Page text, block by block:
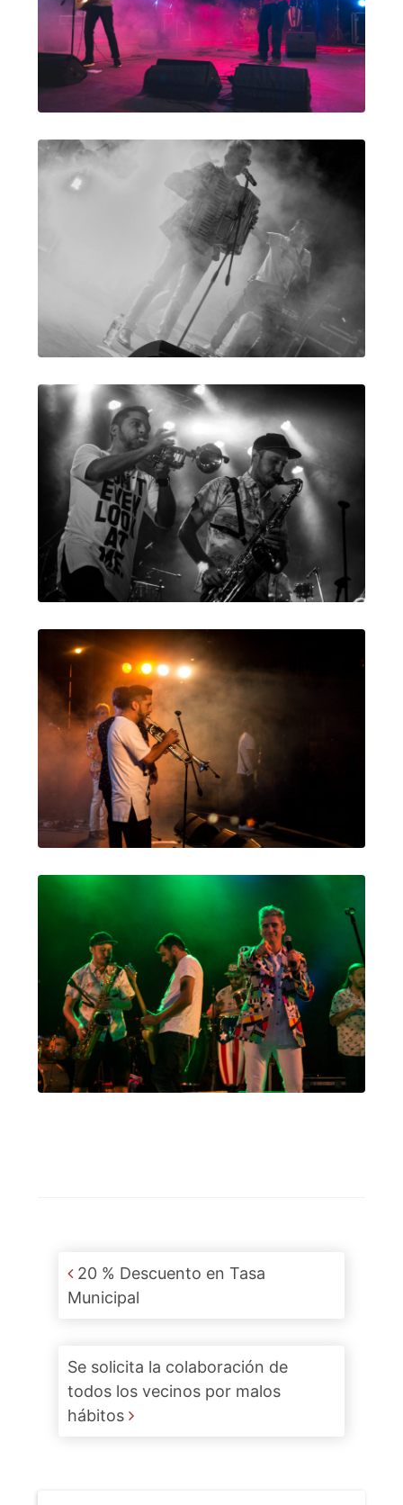
Post navigation
20 % Descuento en Tasa
Municipal
Se solicita la colaboración de
todos los vecinos por malos
hábitos